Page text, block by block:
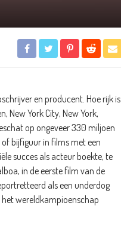
en producent. Hoe rijk is
New York City, New York,
op ongeveer 330 miljoen
bijfiguur in films met een
succes als acteur boekte, te
in de eerste film van de
als een underdog
wereldkampioenschap